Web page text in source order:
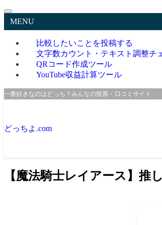
MENU
比較したいことを投稿する
文字数カウント・テキスト調整チ
QRコード作成ツール
YouTube収益計算ツール
一番好きなのはどっち？みんなの投票・口コミサイト
どっちよ.com
【魔法騎士レイアース】推